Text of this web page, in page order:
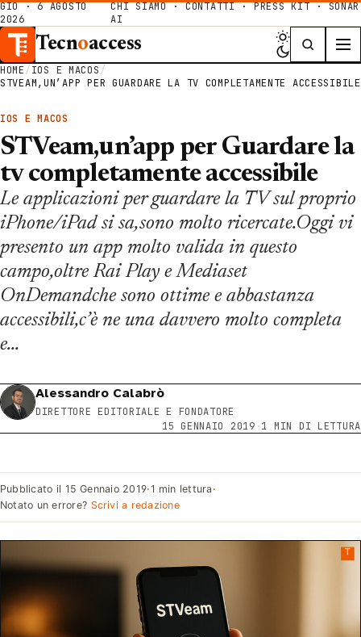
GIO · 6 AGOSTO
2026
CHI SIAMO ·CONTATTI ·PRESS KIT ·SONAR
AI
Tecnoaccess
HOME/IOS E MACOS/
STVEAM,UN’APP PER GUARDARE LA TV COMPLETAMENTE ACCESSIBILE
IOS E MACOS
STVeam,un’app per Guardare la
tv completamente accessibile
Le applicazioni per guardare la TV sul proprio
iPhone/iPad si sa,sono molto ricercate.Oggi vi
presento un app molto valida in questo
campo,oltre Rai Play e Mediaset
OnDemandche sono ottime e abbastanza
accessibili,c’è ne una davvero molto completa
e…
Alessandro Calabrò
DIRETTORE EDITORIALE E FONDATORE
15 GENNAIO 2019 ·1 MIN DI LETTURA
Pubblicato il 15 Gennaio 2019·1 min lettura ·
Notato un errore? Scrivi a redazione